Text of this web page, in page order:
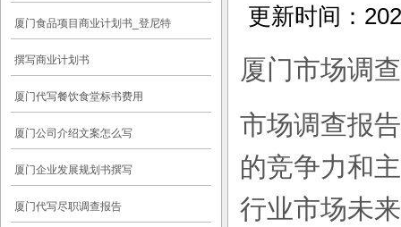
厦门食品项目商业计划书_登尼特
撰写商业计划书
厦门代写餐饮食堂标书费用
厦门公司介绍文案怎么写
厦门企业发展规划书撰写
厦门代写尽职调查报告
更新时间：
厦门市场调
市场调查报
的竞争力和
行业市场未